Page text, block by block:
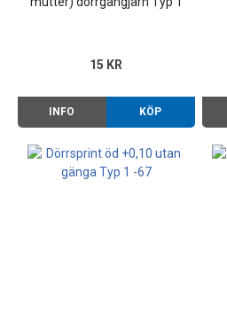
15 KR
INFO KÖP